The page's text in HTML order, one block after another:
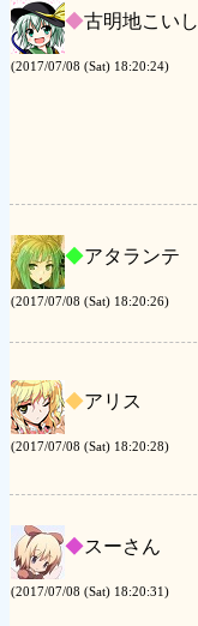
◆古明地こいし
(2017/07/08 (Sat) 18:20:24)
◆アタランテ
(2017/07/08 (Sat) 18:20:26)
◆アリス
(2017/07/08 (Sat) 18:20:28)
◆スーさん
(2017/07/08 (Sat) 18:20:31)